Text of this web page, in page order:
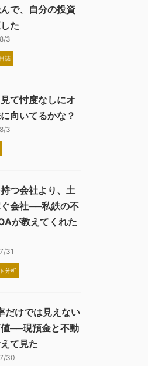
で、自分の投資
た
3
誌
て忖度なしにオ
向いてるかな？
3
つ会社より、土
会社──私鉄の不
が教えてくれた
31
分析
だけでは見えない
──現預金と不動
て見た
30